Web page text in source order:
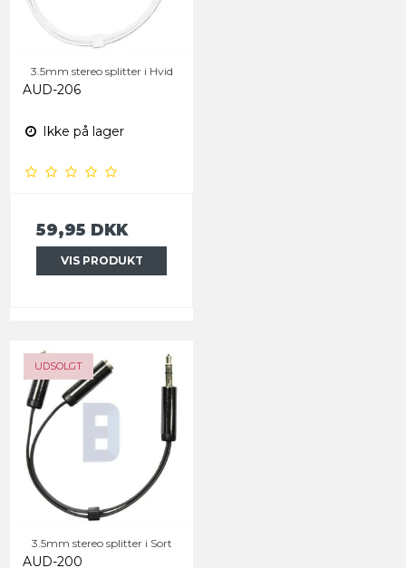
3.5mm stereo splitter i Hvid
AUD-206
Ikke på lager
59,95 DKK
VIS PRODUKT
UDSOLGT
3.5mm stereo splitter i Sort
AUD-200